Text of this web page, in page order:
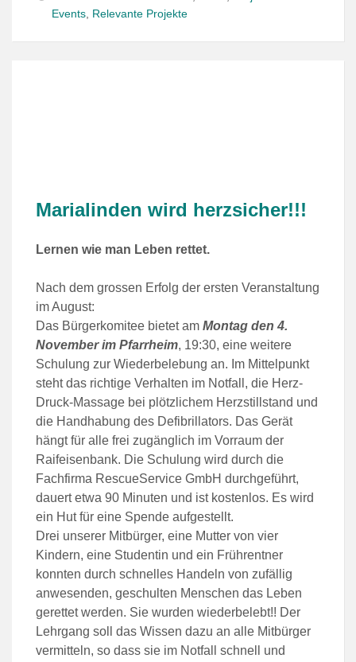
Events Relevante Projekte
Marialinden wird herzsicher!!!
Lernen wie man Leben rettet.
Nach dem grossen Erfolg der ersten Veranstaltung
im August:
Das Bürgerkomitee bietet am Montag den 4.
November im Pfarrheim, 19:30, eine weitere
Schulung zur Wiederbelebung an. Im Mittelpunkt
steht das richtige Verhalten im Notfall, die Herz-
Druck-Massage bei plötzlichem Herzstillstand und
die Handhabung des Defibrillators. Das Gerät
hängt für alle frei zugänglich im Vorraum der
Raifeisenbank. Die Schulung wird durch die
Fachfirma RescueService GmbH durchgeführt,
dauert etwa 90 Minuten und ist kostenlos. Es wird
ein Hut für eine Spende aufgestellt.
Drei unserer Mitbürger, eine Mutter von vier
Kindern, eine Studentin und ein Frührentner
konnten durch schnelles Handeln von zufällig
anwesenden, geschulten Menschen das Leben
gerettet werden. Sie wurden wiederbelebt!! Der
Lehrgang soll das Wissen dazu an alle Mitbürger
vermitteln, so dass sie im Notfall schnell und